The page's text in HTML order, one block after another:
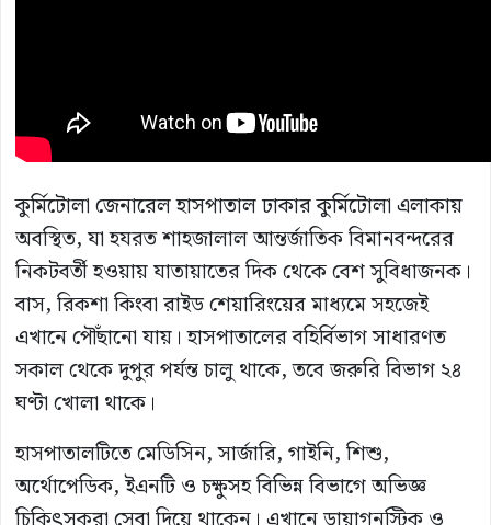
কুর্মিটোলা জেনারেল হাসপাতাল ঢাকার কুর্মিটোলা এলাকায়
অবস্থিত, যা হযরত শাহজালাল আন্তর্জাতিক বিমানবন্দরের
নিকটবর্তী হওয়ায় যাতায়াতের দিক থেকে বেশ সুবিধাজনক।
বাস, রিকশা কিংবা রাইড শেয়ারিংয়ের মাধ্যমে সহজেই
এখানে পৌঁছানো যায়। হাসপাতালের বহির্বিভাগ সাধারণত
সকাল থেকে দুপুর পর্যন্ত চালু থাকে, তবে জরুরি বিভাগ ২৪
ঘণ্টা খোলা থাকে।
হাসপাতালটিতে মেডিসিন, সার্জারি, গাইনি, শিশু,
অর্থোপেডিক, ইএনটি ও চক্ষুসহ বিভিন্ন বিভাগে অভিজ্ঞ